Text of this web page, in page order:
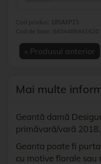
Cod produs: 18SAXPI5
Cod de bare: 8434486441620
« Produsul anterior
Mai multe
Geantă damă
primăvară/vară 2018.
Geanta poate fi
cu motive florale sau